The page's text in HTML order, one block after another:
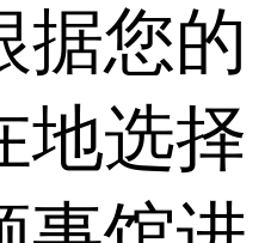
据您的
地选择